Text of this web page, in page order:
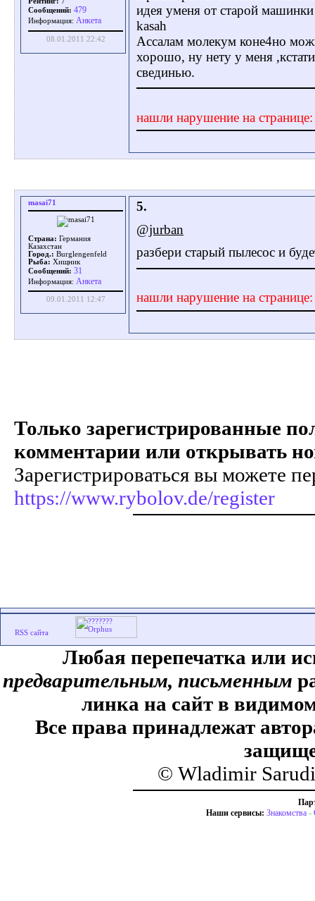
Сообщений: 479
Информация: Aнкета
08.01.2011 22:42
идея уменя от старой машинки
kasah
Ассалам молекум коне4но
хорошо, ну нету у меня
свединью.
нашли нарушение на
masai71
Страна: Германия
Казахстан
Город.: Burglengenfeld
Рыба: Хищник
Сообщений: 31
Информация: Aнкета
09.01.2011 12:47
5.
@jurban
разбери старый пылесос и
нашли нарушение на
Только зарегистрированные
комментарии или открывать
Зарегистрироваться вы можете
https://www.rybolov.de/register
Любая перепечатка или
предварительным, письменным
линка на сайт в
Все права принадлежат
© Wladimir
Наши сервисы: Знакомства -